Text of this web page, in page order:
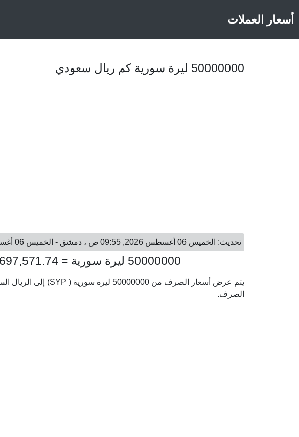
أسعار العملات
50000000 ليرة سورية كم ريال سعودي
تحديث: الخميس 06 أغسطس 2026, 09:55 ص ، دمشق - الخميس 06 أغسطس 2026, 09:55 ص ، الرياض
50000000 ليرة سورية = 1,697,571.74 ريال سعودي
الصرف.